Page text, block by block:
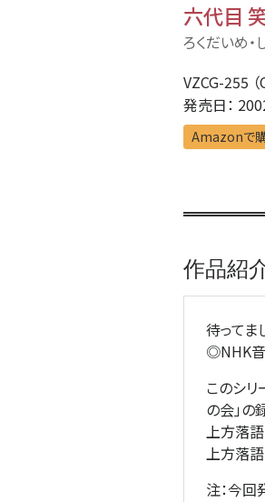
六代目
ろくだいめ・
VZCG-255
発売日：
Amazonで
作品紹
待って
◎NHK
このシ
の会」
上方落
上方落語
注：今回